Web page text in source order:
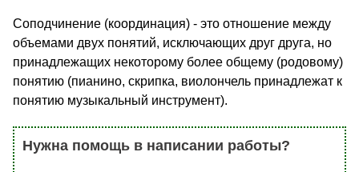
Соподчинение (координация) - это отношение между
объемами двух понятий, исключающих друг друга, но
принадлежащих некоторому более общему (родовому)
понятию (пианино, скрипка, виолончель принадлежат к
понятию музыкальный инструмент).
Нужна помощь в написании работы?